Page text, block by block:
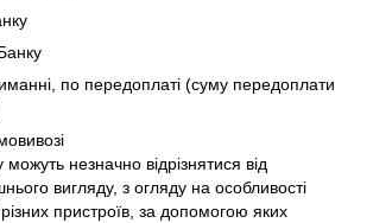
по передоплаті (суму передоплати
незначно відрізнятися від
вигляду, з огляду на особливості
різних пристроїв, за допомогою яких